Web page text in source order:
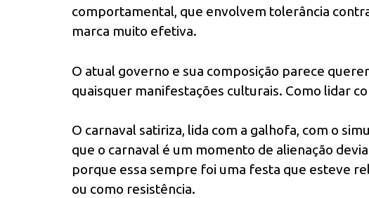
comportamental, que envolvem tolerância
marca muito efetiva.
O atual governo e sua composição parece
quaisquer manifestações culturais. Como lidar
O carnaval satiriza, lida com a galhofa, com o
que o carnaval é um momento de alienação
porque essa sempre foi uma festa que esteve
ou como resistência.